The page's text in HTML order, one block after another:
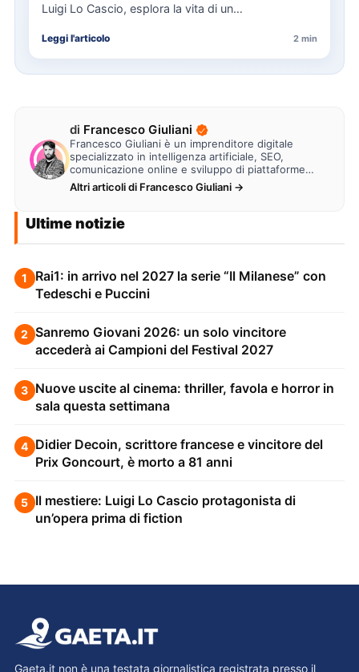
Luigi Lo Cascio, esplora la vita di un
Leggi l'articolo 2 min
di Francesco Giuliani
Francesco Giuliani è un imprenditore digitale
specializzato in intelligenza artificiale, SEO,
comunicazione online e sviluppo di piattaforme
web. Lavora alla creazione di…
Altri articoli di Francesco Giuliani →
Ultime notizie
1
Rai1: in arrivo nel 2027 la serie “Il Milanese” con
Tedeschi e Puccini
2 Sanremo Giovani 2026: un solo vincitore
accederà ai Campioni del Festival 2027
3 Nuove uscite al cinema: thriller, favola e horror in
sala questa settimana
4 Didier Decoin, scrittore francese e vincitore del
Prix Goncourt, è morto a 81 anni
5 Il mestiere: Luigi Lo Cascio protagonista di
un’opera prima di fiction
Gaeta.it non è una testata giornalistica registrata presso il